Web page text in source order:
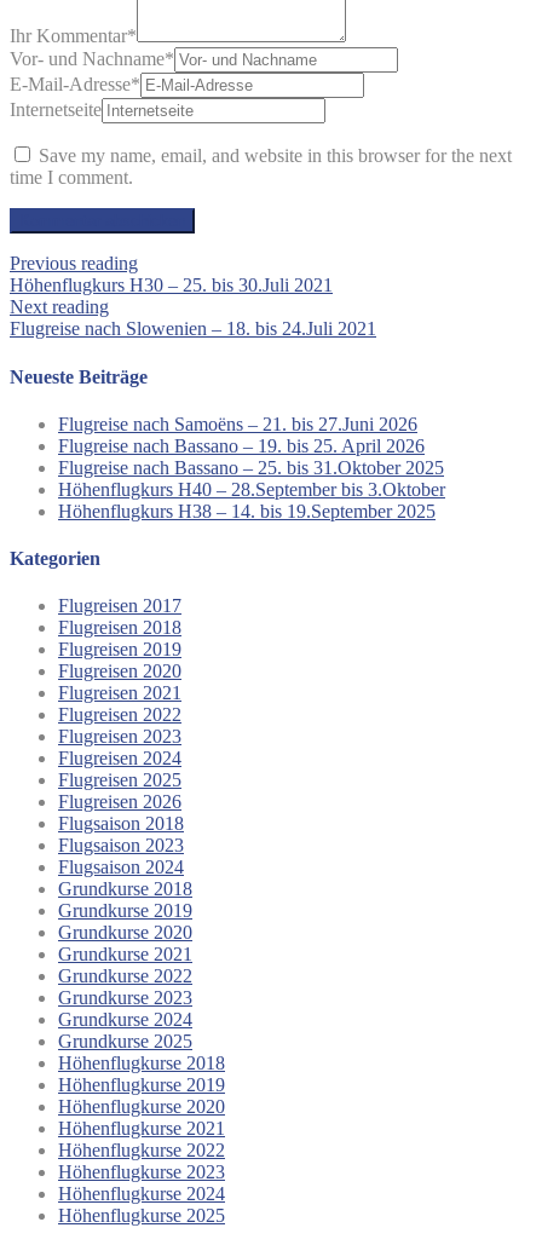
Ihr Kommentar*
Vor- und Nachname*
E-Mail-Adresse*
Internetseite
Save my name, email, and website in this browser for the next
time I comment.
Previous reading
Höhenflugkurs H30 – 25. bis 30.Juli 2021
Next reading
Flugreise nach Slowenien – 18. bis 24.Juli 2021
Neueste Beiträge
Flugreise nach Samoëns – 21. bis 27.Juni 2026
Flugreise nach Bassano – 19. bis 25. April 2026
Flugreise nach Bassano – 25. bis 31.Oktober 2025
Höhenflugkurs H40 – 28.September bis 3.Oktober
Höhenflugkurs H38 – 14. bis 19.September 2025
Kategorien
Flugreisen 2017
Flugreisen 2018
Flugreisen 2019
Flugreisen 2020
Flugreisen 2021
Flugreisen 2022
Flugreisen 2023
Flugreisen 2024
Flugreisen 2025
Flugreisen 2026
Flugsaison 2018
Flugsaison 2023
Flugsaison 2024
Grundkurse 2018
Grundkurse 2019
Grundkurse 2020
Grundkurse 2021
Grundkurse 2022
Grundkurse 2023
Grundkurse 2024
Grundkurse 2025
Höhenflugkurse 2018
Höhenflugkurse 2019
Höhenflugkurse 2020
Höhenflugkurse 2021
Höhenflugkurse 2022
Höhenflugkurse 2023
Höhenflugkurse 2024
Höhenflugkurse 2025